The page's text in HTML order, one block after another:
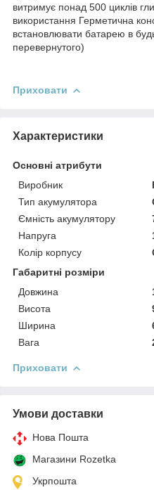
витримує понад 500 циклів
використання Герметична
встановлювати батарею в
перевернутого)
Приховати
Характеристики
Основні атрибути
Виробник
Тип акумулятора
Ємність акумулятору
Напруга
Колір корпусу
Габаритні розміри
Довжина
Висота
Ширина
Вага
Приховати
Умови доставки
Нова Пошта
Магазини Rozetka
Укрпошта